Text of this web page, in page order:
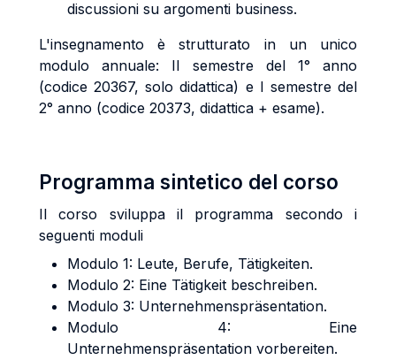
discussioni su argomenti business.
L'insegnamento è strutturato in un unico
modulo annuale: II semestre del 1° anno
(codice 20367, solo didattica) e I semestre del
2° anno (codice 20373, didattica + esame).
Programma sintetico del corso
Il corso sviluppa il programma secondo i
seguenti moduli
Modulo 1: Leute, Berufe, Tätigkeiten.
Modulo 2: Eine Tätigkeit beschreiben.
Modulo 3: Unternehmenspräsentation.
Modulo 4: Eine
Unternehmenspräsentation vorbereiten.